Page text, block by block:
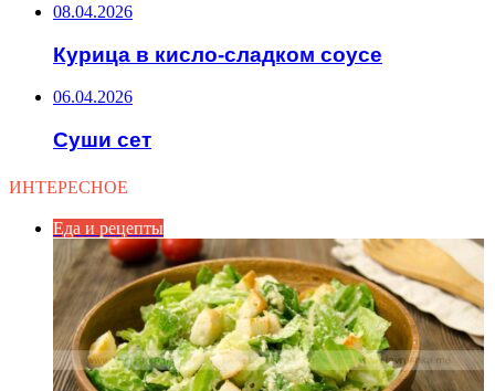
08.04.2026
Курица в кисло-сладком соусе
06.04.2026
Суши сет
ИНТЕРЕСНОЕ
Еда и рецепты